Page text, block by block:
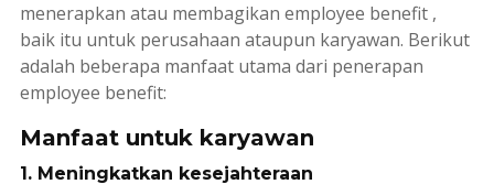
menerapkan atau membagikan employee benefit,
baik itu untuk perusahaan ataupun karyawan. Berikut
adalah beberapa manfaat utama dari penerapan
employee benefit:
Manfaat untuk karyawan
1. Meningkatkan kesejahteraan